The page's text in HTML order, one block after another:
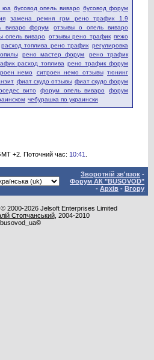
юа бусовод опель виваро бусовод форум
замена ремня грм рено трафик 1.9
виваро форум
отзывы о опель виваро
опель виваро отзывы рено трафик пежо
расход топлива рено трафик регулировка
рено мастер форум
рено трафик
расход топлива рено трафик форум
немо ситроен немо отзывы тюнинг
фиат скудо отзывы фиат скудо форум
вито форум опель виваро
форум
чебурашка по украински
+2. Поточний час: 10:41
Зворотній зв'язок -
Форум АК "BUSOVOD"
- Архів - Вгору
2000-2026 Jelsoft Enterprises Limited
Стопчанський, 2004-2010
busovod_ua©